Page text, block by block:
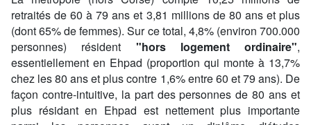
retraités de 60 à 79 ans et 3,81 millions de 80 ans et plus
(dont 65% de femmes). Sur ce total, 4,8% (environ 700.000
personnes) résident "hors logement ordinaire",
essentiellement en Ehpad (proportion qui monte à 13,7%
chez les 80 ans et plus contre 1,6% entre 60 et 79 ans). De
façon contre-intuitive, la part des personnes de 80 ans et
plus résidant en Ehpad est nettement plus importante